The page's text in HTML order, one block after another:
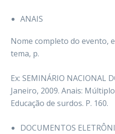
ANAIS
Nome completo do evento,
tema, p.
Ex: SEMINÁRIO NACIONAL
Janeiro, 2009. Anais:
Educação de surdos. P. 160.
DOCUMENTOS